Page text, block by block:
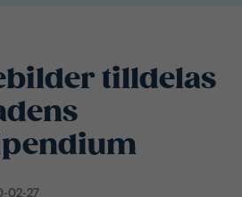
tilldelas
02-27